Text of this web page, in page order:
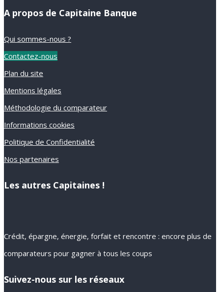
A propos de Capitaine Banque
Qui sommes-nous ?
Contactez-nous
Plan du site
Mentions légales
Méthodologie du comparateur
Informations cookies
Politique de Confidentialité
Nos partenaires
Les autres Capitaines !
Crédit, épargne, énergie, forfait et rencontre : encore plus de
comparateurs pour gagner à tous les coups
Suivez-nous sur les réseaux